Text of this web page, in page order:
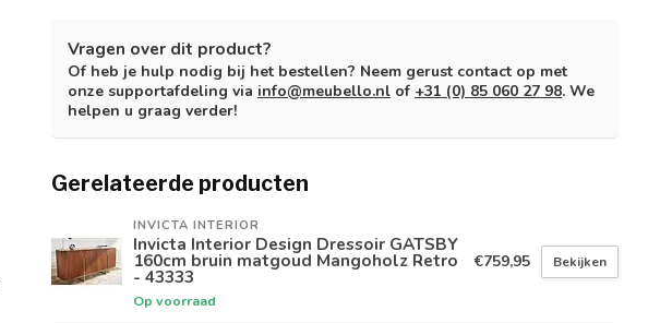
Vragen over dit product?
Of heb je hulp nodig bij het bestellen? Neem gerust contact op met
onze supportafdeling via info@meubello.nl of +31 (0) 85 060 27 98. We
helpen u graag verder!
Gerelateerde producten
INVICTA INTERIOR
Invicta Interior Design Dressoir GATSBY
160cm bruin matgoud Mangoholz Retro
- 43333
Op voorraad
€759,95 Bekijken